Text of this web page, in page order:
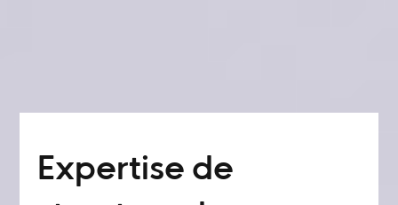
Expertise de